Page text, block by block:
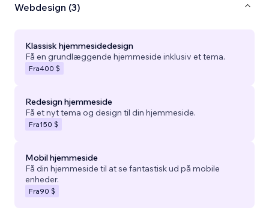
Webdesign (3)
Klassisk hjemmesidedesign
Få en grundlæggende hjemmeside inklusiv et tema.
Fra400 $
Redesign hjemmeside
Få et nyt tema og design til din hjemmeside.
Fra150 $
Mobil hjemmeside
Få din hjemmeside til at se fantastisk ud på mobile
enheder.
Fra90 $